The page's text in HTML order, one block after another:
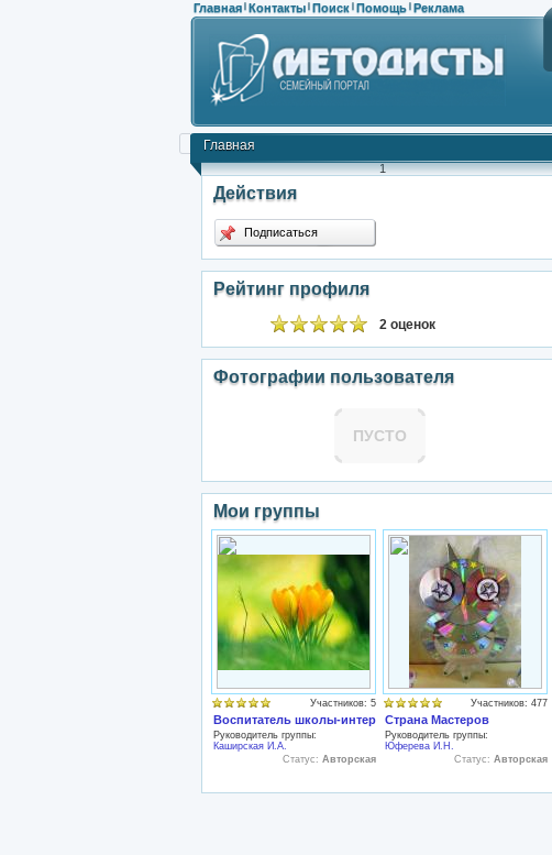
Главная | Контакты | Поиск | Помощь | Реклама
Главная
1
Действия
Подписаться
Рейтинг профиля
2 оценок
Фотографии пользователя
ПУСТО
Мои группы
Участников: 5
Воспитатель школы-интерната
Руководитель группы:
Каширская И.А.
Статус: Авторская
Участников: 477
Страна Мастеров
Руководитель группы:
Юферева И.Н.
Статус: Авторская